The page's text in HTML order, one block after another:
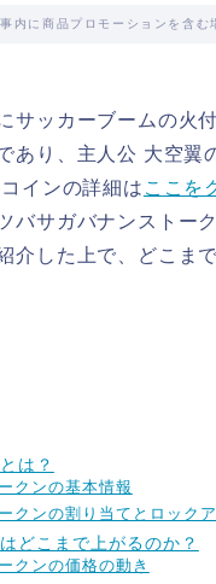
内に商品プロモーションを含む
サッカーブームの火
あり、主人公 大空翼
インの詳細は ここを
バサガバナンストー
介した上で、どこま
は？
クンの基本情報
クンの割り当てとロック
どこまで上がるのか？
クンの価格の動き